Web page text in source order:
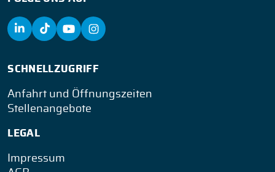
SCHNELLZUGRIFF
Anfahrt und Öffnungszeiten
Stellenangebote
LEGAL
Impressum